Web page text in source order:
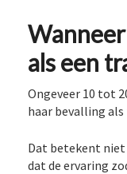
als een
Ongeveer 10 tot
haar bevalling
Dat betekent
dat de ervaring